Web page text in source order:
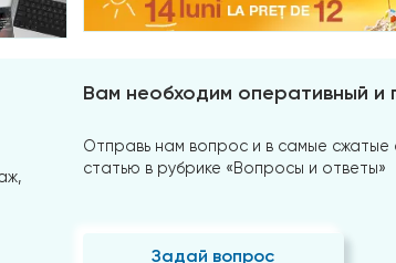
Вам необходим оперативный и
Отправь нам вопрос и в самые сжатые
статью в рубрике «Вопросы и ответы»
Задай вопрос